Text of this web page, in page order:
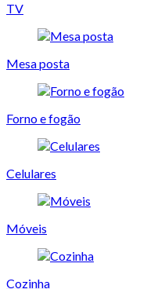
TV
Mesa posta
Forno e fogão
Celulares
Móveis
Cozinha